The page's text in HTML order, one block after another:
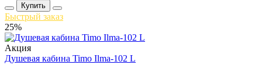
Купить
Быстрый заказ
25%
Акция
Душевая кабина Timo Ilma-102 L